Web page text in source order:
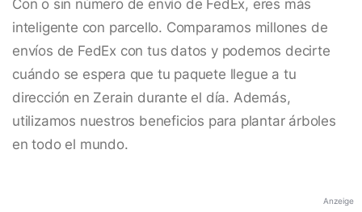
Con o sin número de envío de FedEx, eres más
inteligente con parcello. Comparamos millones de
envíos de FedEx con tus datos y podemos decirte
cuándo se espera que tu paquete llegue a tu
dirección en Zerain durante el día. Además,
utilizamos nuestros beneficios para plantar árboles
en todo el mundo.
Anzeige